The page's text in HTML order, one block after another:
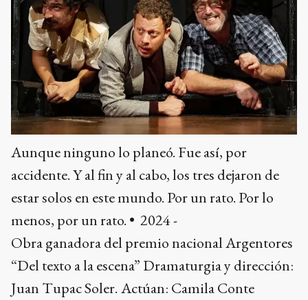
Aunque ninguno lo planeó. Fue así, por
accidente. Y al fin y al cabo, los tres dejaron de
estar solos en este mundo. Por un rato. Por lo
menos, por un rato. • 2024 -
Obra ganadora del premio nacional Argentores
“Del texto a la escena” Dramaturgia y dirección:
Juan Tupac Soler. Actúan: Camila Conte